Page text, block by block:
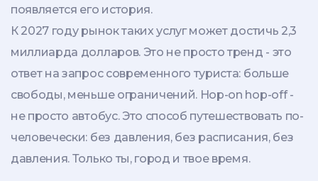
появляется его история.
К 2027 году рынок таких услуг может достичь 2,3
миллиарда долларов. Это не просто тренд - это
ответ на запрос современного туриста: больше
свободы, меньше ограничений. Hop-on hop-off -
не просто автобус. Это способ путешествовать по-
человечески: без давления, без расписания, без
давления. Только ты, город и твое время.